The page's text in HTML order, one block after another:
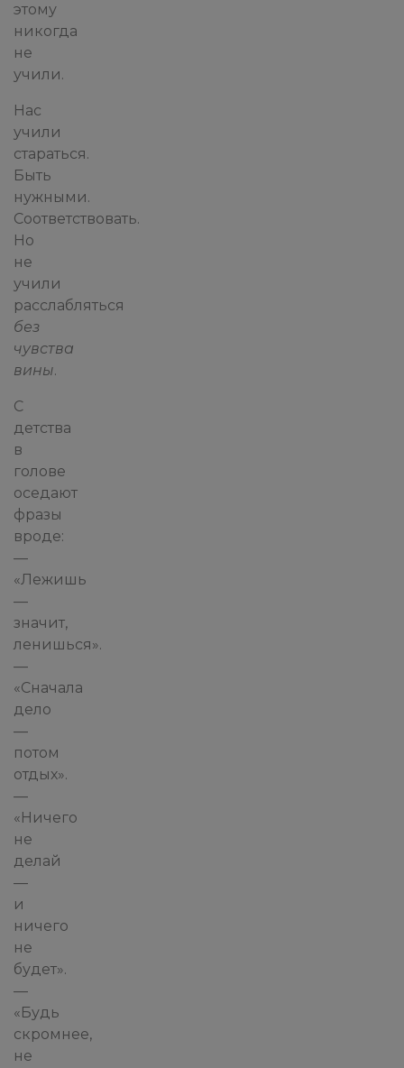
этому
никогда
не
учили.
Нас
учили
стараться.
Быть
нужными.
Соответствовать.
Но
не
учили
расслабляться
без
чувства
вины.
С
детства
в
голове
оседают
фразы
вроде:
—
«Лежишь
—
значит,
ленишься».
—
«Сначала
дело
—
потом
отдых».
—
«Ничего
не
делай
—
и
ничего
не
будет».
—
«Будь
скромнее,
не